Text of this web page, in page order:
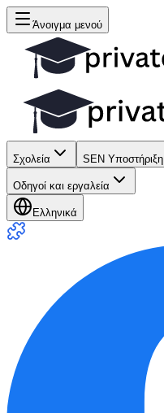
Άνοιγμα μενού
Σχολεία SEN Υποστήριξη
Οδηγοί και εργαλεία
Ελληνικά